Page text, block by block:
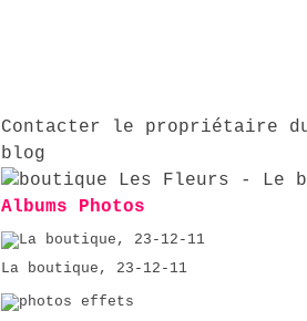
Contacter le propriétaire
blog
Albums Photos
La boutique, 23-12-11